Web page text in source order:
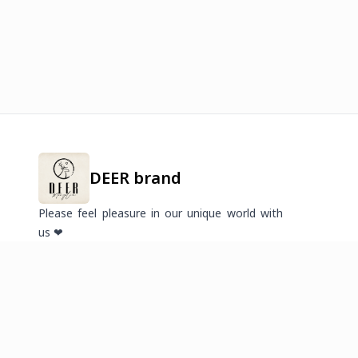
DEER brand
Please feel pleasure in our unique world with
us ❤